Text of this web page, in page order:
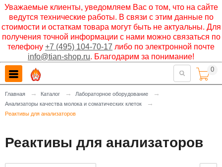
Уважаемые клиенты, уведомляем Вас о том, что на сайте
ведутся технические работы. В связи с этим данные по
стоимости и остаткам товара могут быть не актуальны. Для
получения точной информации с нами можно связаться по
телефону +7 (495) 104-70-17 либо по электронной почте
info@tian-shop.ru. Благодарим за понимание!
 0
Главная → Каталог → Лабораторное оборудование →
Анализаторы качества молока и соматических клеток →
Реактивы для анализаторов
Реактивы для анализаторов